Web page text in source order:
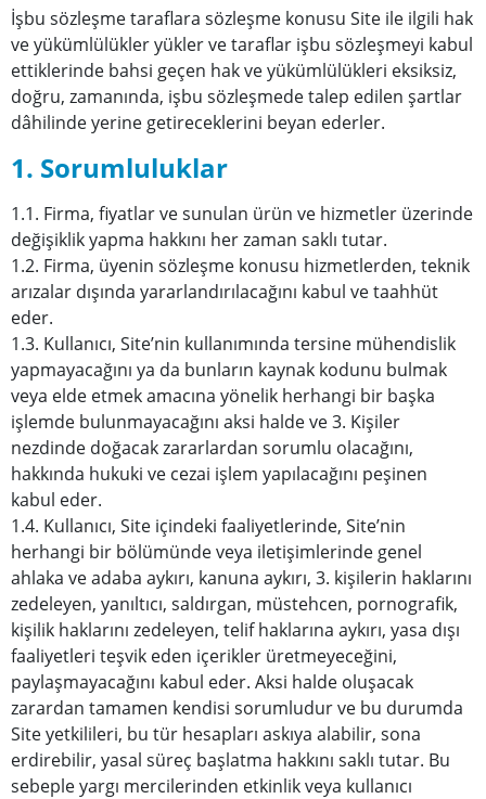
İşbu sözleşme taraflara sözleşme konusu Site ile ilgili hak
ve yükümlülükler yükler ve taraflar işbu sözleşmeyi kabul
ettiklerinde bahsi geçen hak ve yükümlülükleri eksiksiz,
doğru, zamanında, işbu sözleşmede talep edilen şartlar
dâhilinde yerine getireceklerini beyan ederler.
1. Sorumluluklar
1.1. Firma, fiyatlar ve sunulan ürün ve hizmetler üzerinde
değişiklik yapma hakkını her zaman saklı tutar.
1.2. Firma, üyenin sözleşme konusu hizmetlerden, teknik
arızalar dışında yararlandırılacağını kabul ve taahhüt
eder.
1.3. Kullanıcı, Site’nin kullanımında tersine mühendislik
yapmayacağını ya da bunların kaynak kodunu bulmak
veya elde etmek amacına yönelik herhangi bir başka
işlemde bulunmayacağını aksi halde ve 3. Kişiler
nezdinde doğacak zararlardan sorumlu olacağını,
hakkında hukuki ve cezai işlem yapılacağını peşinen
kabul eder.
1.4. Kullanıcı, Site içindeki faaliyetlerinde, Site’nin
herhangi bir bölümünde veya iletişimlerinde genel
ahlaka ve adaba aykırı, kanuna aykırı, 3. kişilerin haklarını
zedeleyen, yanıltıcı, saldırgan, müstehcen, pornografik,
kişilik haklarını zedeleyen, telif haklarına aykırı, yasa dışı
faaliyetleri teşvik eden içerikler üretmeyeceğini,
paylaşmayacağını kabul eder. Aksi halde oluşacak
zarardan tamamen kendisi sorumludur ve bu durumda
Site yetkilileri, bu tür hesapları askıya alabilir, sona
erdirebilir, yasal süreç başlatma hakkını saklı tutar. Bu
sebeple yargı mercilerinden etkinlik veya kullanıcı